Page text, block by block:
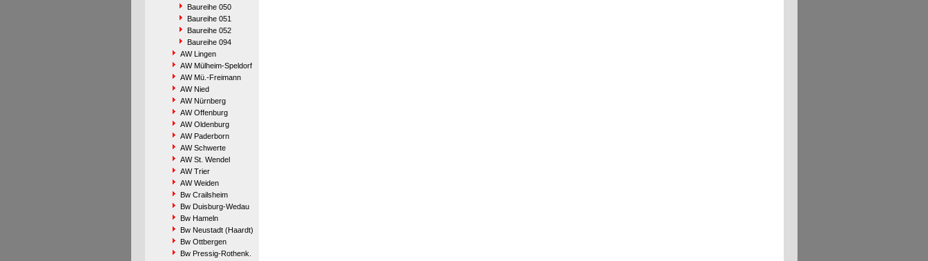
Baureihe 050
Baureihe 051
Baureihe 052
Baureihe 094
AW Lingen
AW Mülheim-Speldorf
AW Mü.-Freimann
AW Nied
AW Nürnberg
AW Offenburg
AW Oldenburg
AW Paderborn
AW Schwerte
AW St. Wendel
AW Trier
AW Weiden
Bw Crailsheim
Bw Duisburg-Wedau
Bw Hameln
Bw Neustadt (Haardt)
Bw Ottbergen
Bw Pressig-Rothenk.